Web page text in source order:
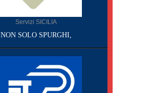
Servizi SICILIA
NON SOLO SPURGHI,